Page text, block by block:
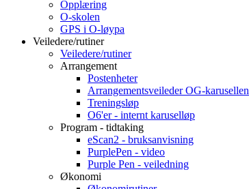
Opplæring
O-skolen
GPS i O-løypa
Veiledere/rutiner
Veiledere/rutiner
Arrangement
Postenheter
Arrangementsveileder OG-karusellen
Treningsløp
O6'er - internt karuselløp
Program - tidtaking
eScan2 - bruksanvisning
PurplePen - video
Purple Pen - veiledning
Økonomi